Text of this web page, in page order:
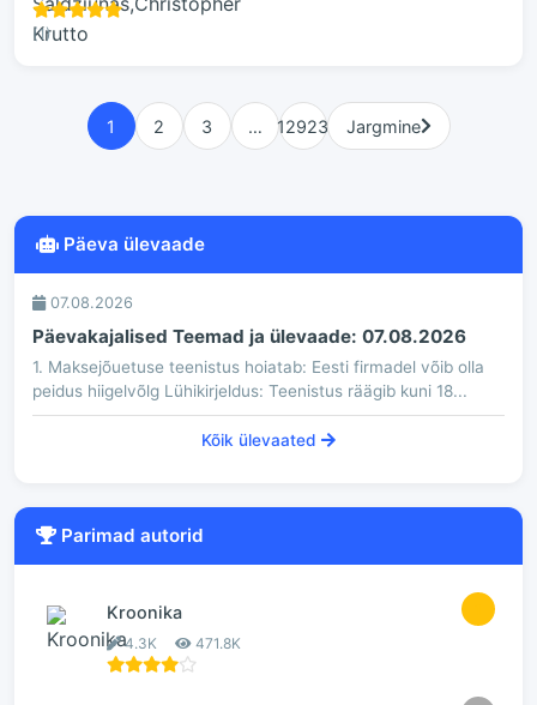
(1)
1 2 3 … 12923 Jargmine
Päeva ülevaade
07.08.2026
Päevakajalised Teemad ja ülevaade: 07.08.2026
1. Maksejõuetuse teenistus hoiatab: Eesti firmadel võib olla
peidus hiigelvõlg Lühikirjeldus: Teenistus räägib kuni 18...
Kõik ülevaated
Parimad autorid
Kroonika
4.3K 471.8K